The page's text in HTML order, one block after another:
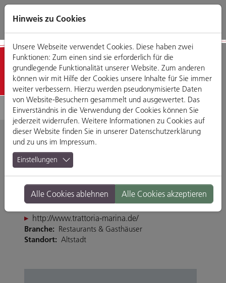
Direkt
zum
Zum
Hauptmenü
Zum
Footermenü
Zur
Website-
Detailansicht
Trattoria Marina /
Pizzeria Ciao
Am Brückenbasar 12, 93059 Regensburg
http://www.trattoria-marina.de/
Branche: Restaurants & Gasthäuser
Standort: Altstadt
Hinweis zu Cookies
Unsere Webseite verwendet Cookies. Diese haben zwei
Funktionen: Zum einen sind sie erforderlich für die
grundlegende Funktionalität unserer Website. Zum anderen
können wir mit Hilfe der Cookies unsere Inhalte für Sie immer
weiter verbessern. Hierzu werden pseudonymisierte Daten
von Website-Besuchern gesammelt und ausgewertet. Das
Einverständnis in die Verwendung der Cookies können Sie
jederzeit widerrufen. Weitere Informationen zu Cookies auf
dieser Website finden Sie in unserer Datenschutzerklärung
und zu uns im Impressum.
Einstellungen
Alle Cookies ablehnen Alle Cookies akzeptieren